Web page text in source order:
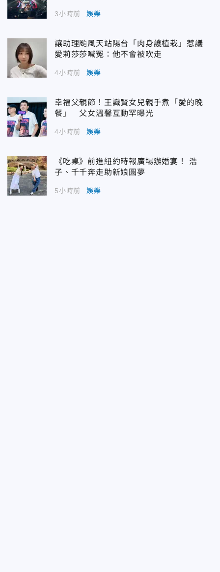
3小時前 娛樂
讓助理颱風天站陽台「肉身護植栽」惹議
愛莉莎莎喊冤：他不會被吹走
4小時前 娛樂
幸福父親節！王識賢女兒親手煮「愛的晚
餐」 父女溫馨互動罕曝光
4小時前 娛樂
《吃桌》前進紐約時報廣場辦婚宴！ 浩
子、千千奔走助新娘圓夢
5小時前 娛樂